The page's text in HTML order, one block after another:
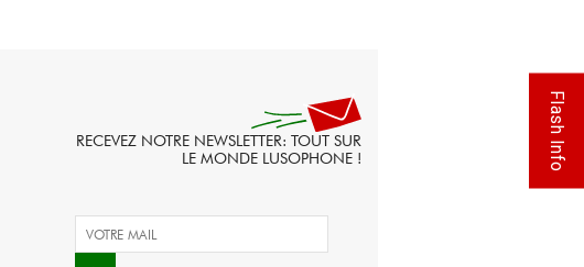
RECEVEZ NOTRE NEWSLETTER: TOUT SUR
LE MONDE LUSOPHONE !
Flash Info